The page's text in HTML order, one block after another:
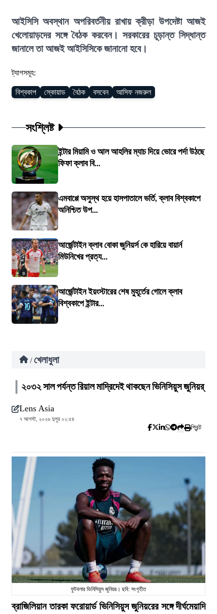
আইসিসি অবস্থান অপরিবর্তনীয় রাখায় ক্রীড়া উপদেষ্টা আজই
খেলোয়াড়দের সঙ্গে বৈঠক করবেন। সরকারের চূড়ান্ত সিদ্ধান্ত
জানালে তা আজই আইসিসিকে জানানো হবে।
ট্যাগসমূহ:
বিশ্বকাপ স্কোয়াড বৈঠক বসবেন আসিফ নজরুল
সংশ্লিষ্ট
ইন্টার মিয়ামি ও আল আহলির ম্যাচ দিয়ে ভোরে পর্দা উঠছে
ফিফা ক্লাব বি...
এমবাপ্পে অসুস্থ হয়ে হাসপাতালে ভর্তি, ক্লাব বিশ্বকাপে
অনিশ্চিত উপ...
আর্জেন্টাইন ক্লাব বোকা জুনিয়র্স কে হারিয়ে বায়ার্ন
মিউনিখের প্রত্য...
আর্জেন্টাইন ইয়ংস্টারের শেষ মুহূর্তের গোলে ক্লাব
বিশ্বকাপে ইন্টার...
/ খেলাধুলা
২০৩২ সাল পর্যন্ত রিয়াল মাদ্রিদেই থাকছেন ভিনিসিয়ুস জুনিয়র্
Lens Asia
৭ আগস্ট, ২০২৬ দুপুর ০২:৫৪
প্রিন্ট
ফুটবলার ভিনিসিয়ুস জুনিয়র। ছবি: সংগৃহীত
ব্রাজিলিয়ান তারকা ফরোয়ার্ড ভিনিসিয়ুস জুনিয়রের সঙ্গে দীর্ঘমেয়াদি